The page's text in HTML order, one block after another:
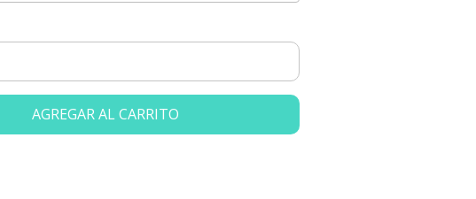
AGREGAR AL CARRITO